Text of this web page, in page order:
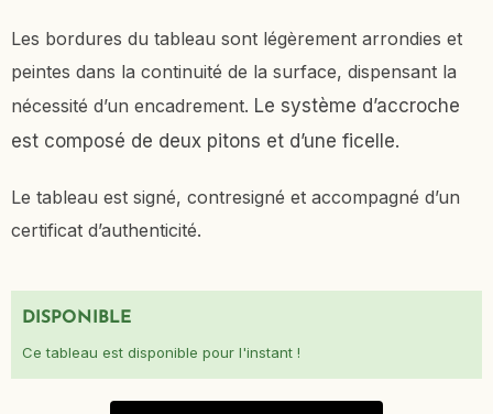
Les bordures du tableau sont légèrement arrondies et
peintes dans la continuité de la surface, dispensant la
nécessité d’un encadrement. Le système d’accroche
est composé de deux pitons et d’une ficelle.
Le tableau est signé, contresigné et accompagné d’un
certificat d’authenticité.
DISPONIBLE
Ce tableau est disponible pour l'instant !